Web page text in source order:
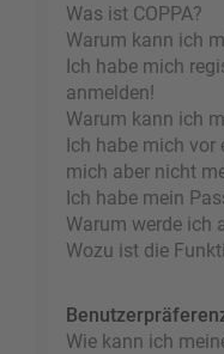
Was ist COPPA?
Warum kann ich
Ich habe mich
anmelden!
Warum kann ich
Ich habe mich vor
mich aber nicht
Ich habe mein
Warum werde ich
Wozu ist die
Wie kann ich